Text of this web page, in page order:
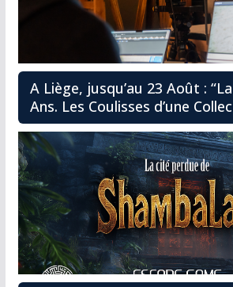
A Liège, jusqu’au 23 Août :
Ans. Les Coulisses d’une